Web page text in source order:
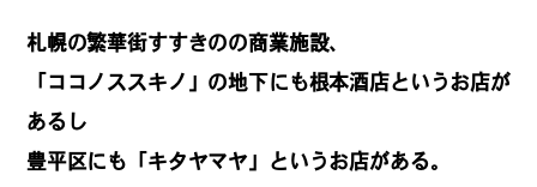
札幌の繁華街すすきのの商業施設、
「ココノススキノ」の地下にも根本酒店というお店が
あるし
豊平区にも「キタヤマヤ」というお店がある。